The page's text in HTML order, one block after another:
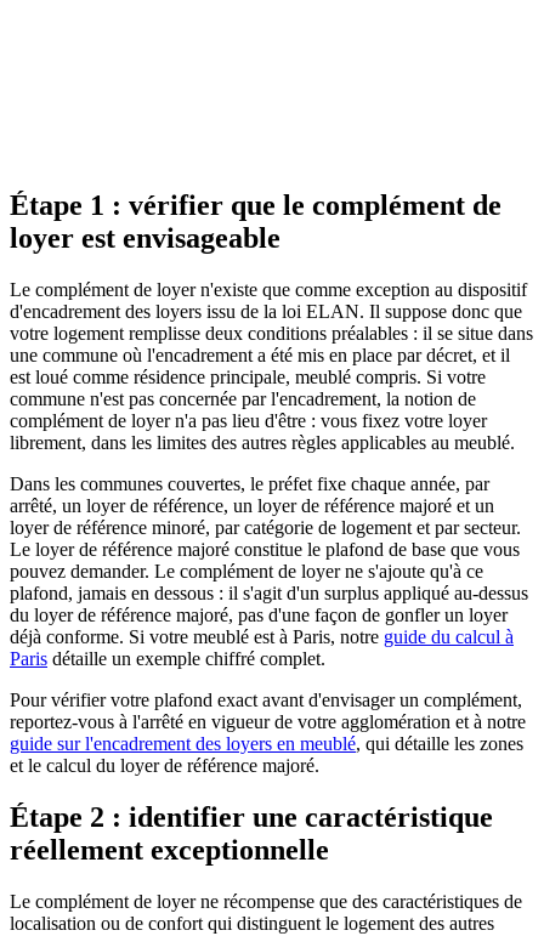
Étape 1 : vérifier que le complément de
loyer est envisageable
Le complément de loyer n'existe que comme exception au dispositif
d'encadrement des loyers issu de la loi ELAN. Il suppose donc que
votre logement remplisse deux conditions préalables : il se situe dans
une commune où l'encadrement a été mis en place par décret, et il
est loué comme résidence principale, meublé compris. Si votre
commune n'est pas concernée par l'encadrement, la notion de
complément de loyer n'a pas lieu d'être : vous fixez votre loyer
librement, dans les limites des autres règles applicables au meublé.
Dans les communes couvertes, le préfet fixe chaque année, par
arrêté, un loyer de référence, un loyer de référence majoré et un
loyer de référence minoré, par catégorie de logement et par secteur.
Le loyer de référence majoré constitue le plafond de base que vous
pouvez demander. Le complément de loyer ne s'ajoute qu'à ce
plafond, jamais en dessous : il s'agit d'un surplus appliqué au-dessus
du loyer de référence majoré, pas d'une façon de gonfler un loyer
déjà conforme. Si votre meublé est à Paris, notre guide du calcul à
Paris détaille un exemple chiffré complet.
Pour vérifier votre plafond exact avant d'envisager un complément,
reportez-vous à l'arrêté en vigueur de votre agglomération et à notre
guide sur l'encadrement des loyers en meublé, qui détaille les zones
et le calcul du loyer de référence majoré.
Étape 2 : identifier une caractéristique
réellement exceptionnelle
Le complément de loyer ne récompense que des caractéristiques de
localisation ou de confort qui distinguent le logement des autres